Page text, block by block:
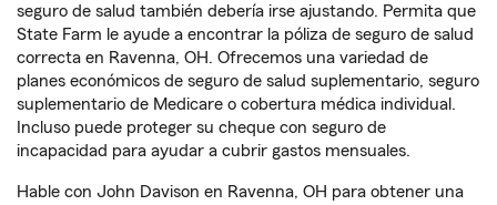
seguro de salud también debería irse ajustando. Permita que
State Farm le ayude a encontrar la póliza de seguro de salud
correcta en Ravenna, OH. Ofrecemos una variedad de
planes económicos de seguro de salud suplementario, seguro
suplementario de Medicare o cobertura médica individual.
Incluso puede proteger su cheque con seguro de
incapacidad para ayudar a cubrir gastos mensuales.
Hable con John Davison en Ravenna, OH para obtener una